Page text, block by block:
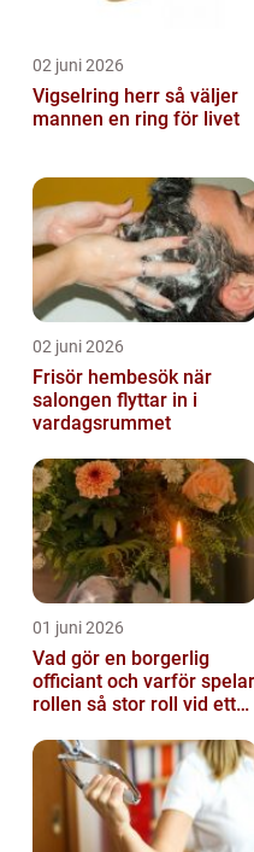
02 juni 2026
Vigselring herr så väljer
mannen en ring för livet
02 juni 2026
Frisör hembesök när
salongen flyttar in i
vardagsrummet
01 juni 2026
Vad gör en borgerlig
officiant och varför spelar
rollen så stor roll vid ett